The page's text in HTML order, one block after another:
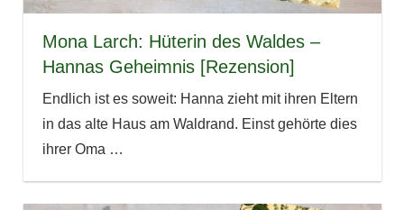
Mona Larch: Hüterin des Waldes –
Hannas Geheimnis [Rezension]
Endlich ist es soweit: Hanna zieht mit ihren Eltern
in das alte Haus am Waldrand. Einst gehörte dies
ihrer Oma …